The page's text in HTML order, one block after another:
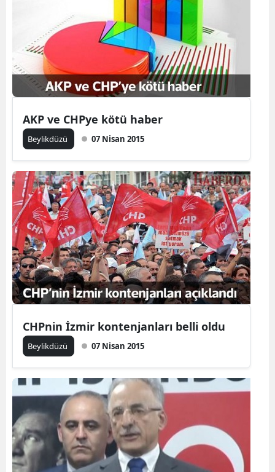
AKP ve CHPye kötü haber
Beylikdüzü 07 Nisan 2015
CHPnin İzmir kontenjanları belli oldu
Beylikdüzü 07 Nisan 2015